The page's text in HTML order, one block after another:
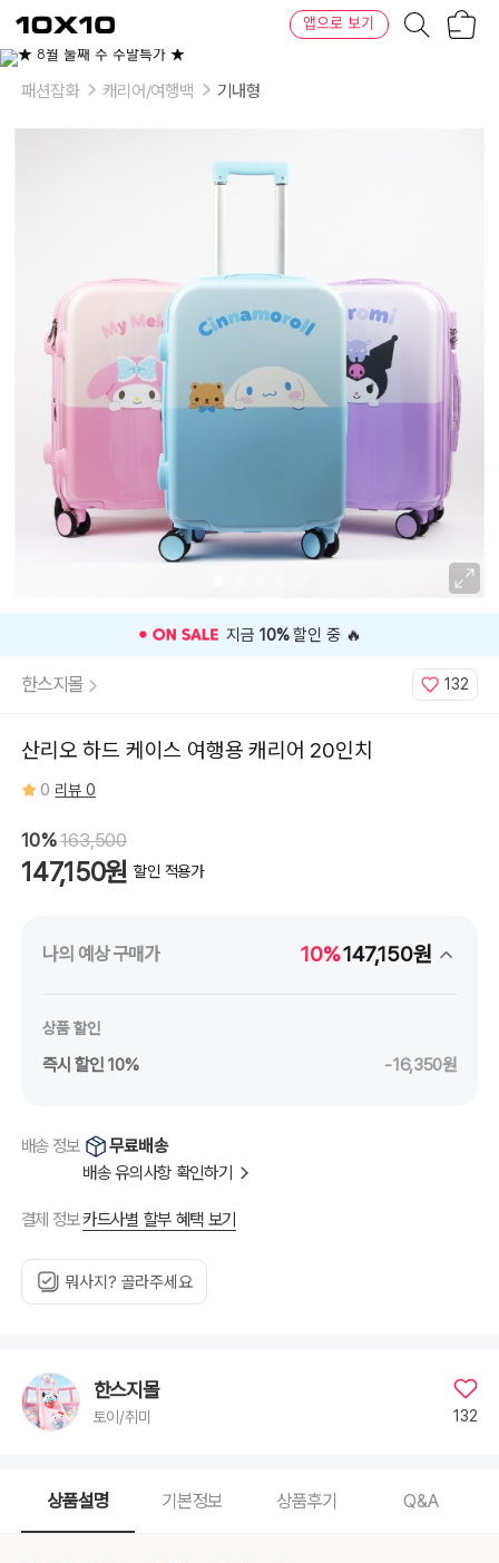
텐
바
텐
앱으로 보기
이
상
패션잡화 캐리어/여행백 기내형
🎉 오늘 구매 찬스OPEN🎉
한스지몰 132
산리오 하드 케이스 여행용 캐리어 20인치
0 리뷰 0
10%163,500
147,150원 할인 적용가
나의 예상 구매가 10%147,150원
상품 할인
즉시 할인 10% -16,350원
배송 정보
무료배송
배송 유의사항 확인하기
결제 정보카드사별 할부 혜택 보기
뭐사지? 골라주세요
한스지몰
토이/취미 132
상품설명 기본정보 상품후기 Q&A